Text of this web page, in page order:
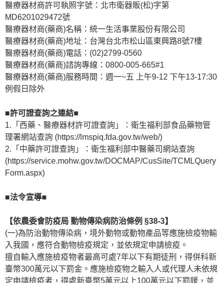
醫療器材商許可執照字號：北市衛器販(松)字第
MD6201029472號
醫療器材商(藥商)名稱：統一生活事業股份有限公司
醫療器材商(藥商)地址：台灣台北市松山區東興路8號7樓
醫療器材商(藥商)電話：(02)2799-0560
醫療器材商(藥商)諮詢專線：0800-005-665#1
醫療器材商(藥商)服務時間：週一~五 上午9-12 下午13-17:30
例假日除外
■許可證查詢之連結■
1.「西藥、醫療器材許可證查詢」：衛生福利部食品藥物管
理署網站查詢 (https://lmspiq.fda.gov.tw/web/)
2.「中藥許可證查詢」：衛生福利部中醫藥司網站查詢
(https://service.mohw.gov.tw/DOCMAP/CusSite/TCMLQuery
Form.aspx)
■法令宣導■
【依農委會防疫局 動物傳染病防治條例 §38-3】
(一)為防治動物傳染病，境外動物或動物產品等應施檢疫物輸
入我國，應符合動物檢疫規定，並依規定申請檢疫。
擅自輸入應施檢疫物者最高可處7年以下有期徒刑，得併科新
臺幣300萬元以下罰金。應施檢疫物之輸入人或代理人未依規
定申請檢疫者，得處新臺幣5萬元以上100萬元以下罰鍰，並